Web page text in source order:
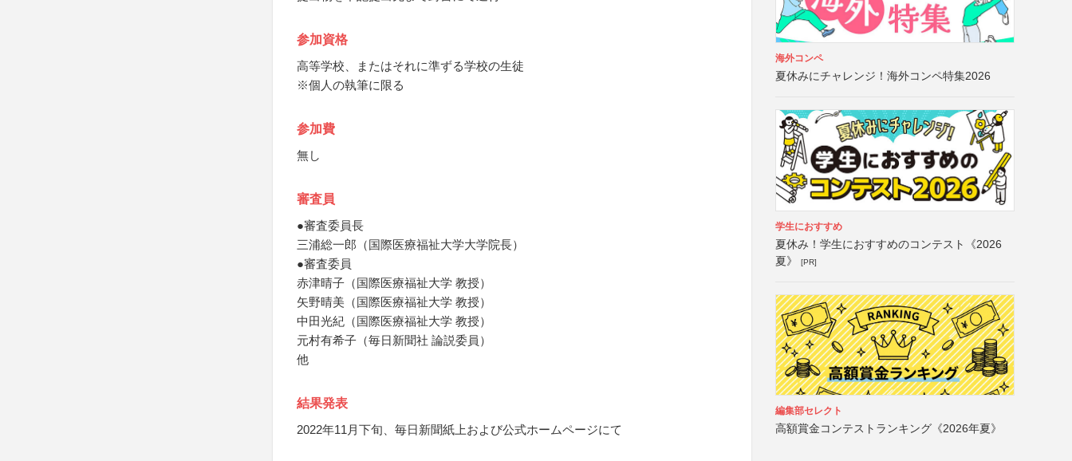
参加資格
高等学校、またはそれに準ずる学校の生徒
※個人の執筆に限る
参加費
無し
審査員
●審査委員長
三浦総一郎（国際医療福祉大学大学院長）
●審査委員
赤津晴子（国際医療福祉大学 教授）
矢野晴美（国際医療福祉大学 教授）
中田光紀（国際医療福祉大学 教授）
元村有希子（毎日新聞社 論説委員）
他
結果発表
2022年11月下旬、毎日新聞紙上および公式ホームページにて
海外コンペ
夏休みにチャレンジ！海外コンペ特集2026
学生におすすめ
夏休み！学生におすすめのコンテスト《2026
夏》
[PR]
編集部セレクト
高額賞金コンテストランキング《2026年夏》